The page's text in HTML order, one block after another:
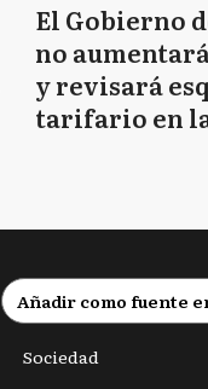
El Gobierno
no
y revisará
tarifario en
Añadir como fuente
Sociedad